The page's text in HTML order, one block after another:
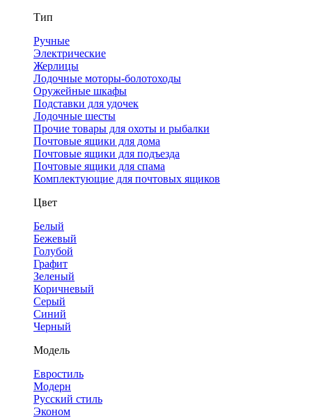
Тип
Ручные
Электрические
Жерлицы
Лодочные моторы-болотоходы
Оружейные шкафы
Подставки для удочек
Лодочные шесты
Прочие товары для охоты и рыбалки
Почтовые ящики для дома
Почтовые ящики для подъезда
Почтовые ящики для спама
Комплектующие для почтовых ящиков
Цвет
Белый
Бежевый
Голубой
Графит
Зеленый
Коричневый
Серый
Синий
Черный
Модель
Евростиль
Модерн
Русский стиль
Эконом